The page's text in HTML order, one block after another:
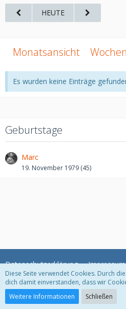
HEUTE
Monatsansicht
Es wurden keine Einträge
Geburtstage
Marc
19. November 1979 (45)
Datenschutzerklärung Impressum
Community-Software:
Diese Seite verwendet Cookies. Durch
dich damit einverstanden, dass wir
Weitere Informationen
Schließen